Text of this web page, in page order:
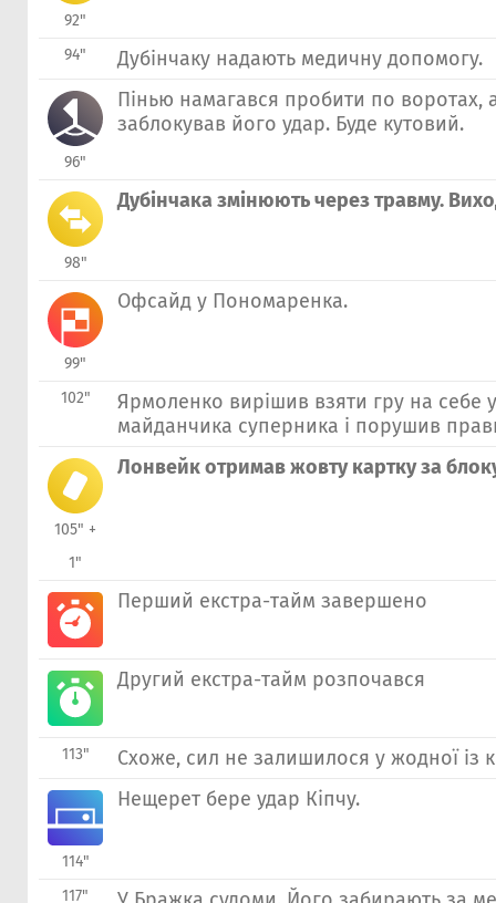
92"
94" Дубінчаку надають медичну допомогу.
96"
Пінью намагався пробити по воротах,
заблокував його удар. Буде кутовий.
98"
Дубінчака змінюють через травму.
99"
Офсайд у Пономаренка.
102"
Ярмоленко вирішив взяти гру на себе
майданчика суперника і порушив
105" +
1"
Лонвейк отримав жовту картку за
Перший екстра-тайм завершено
Другий екстра-тайм розпочався
113" Схоже, сил не залишилося у жодної із
114"
Нещерет бере удар Кiпчу.
117"